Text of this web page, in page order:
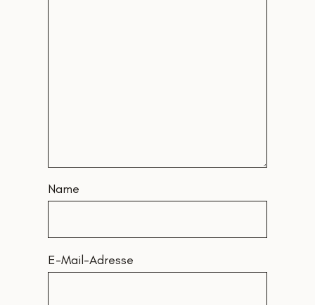
Name
E-Mail-Adresse